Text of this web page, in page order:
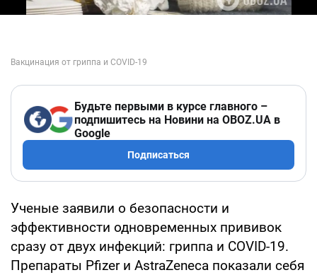
Будьте первыми в курсе главного –
подпишитесь на Новини на OBOZ.UA в
Google
Подписаться
Ученые заявили о безопасности и
эффективности одновременных прививок
сразу от двух инфекций: гриппа и COVID-19.
Препараты Pfizer и AstraZeneca показали себя